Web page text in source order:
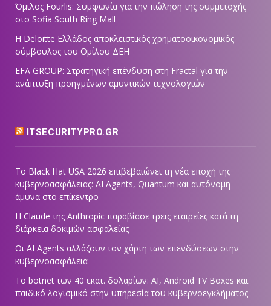
Όμιλος Fourlis: Συμφωνία για την πώληση της συμμετοχής
στο Sofia South Ring Mall
Η Deloitte Ελλάδος αποκλειστικός χρηματοοικονομικός
σύμβουλος του Ομίλου ΔΕΗ
EFA GROUP: Στρατηγική επένδυση στη Fractal για την
ανάπτυξη προηγμένων αμυντικών τεχνολογιών
ITSECURITYPRO.GR
Το Black Hat USA 2026 επιβεβαιώνει τη νέα εποχή της
κυβερνοασφάλειας: AI Agents, Quantum και αυτόνομη
άμυνα στο επίκεντρο
Η Claude της Anthropic παραβίασε τρεις εταιρείες κατά τη
διάρκεια δοκιμών ασφαλείας
Οι AI Agents αλλάζουν τον χάρτη των επενδύσεων στην
κυβερνοασφάλεια
Το botnet των 40 εκατ. δολαρίων: AI, Android TV Boxes και
παιδικό λογισμικό στην υπηρεσία του κυβερνοεγκλήματος